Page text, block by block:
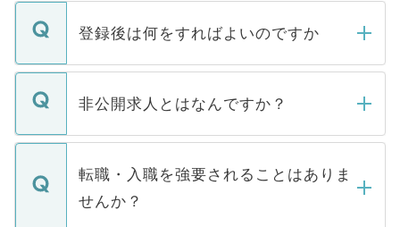
登録後は何をすればよいのですか
ご登録いただきましたら、弊社担当者がご
登録内容を確認し、その後メールもしくは
ます。通常、5営業日以内にはご連絡をせて
いただきますので、しばらくお待ちくださ
非公開求人とはなんですか？
マイナビDOCTORで取り扱っている求人の
うち約3割は、Webサイトからご覧いただ
けない「非公開求人」です。非公開求人は
下記の理由によって、一般には公開してい
転職・入職を強要されることはありま
せんか？